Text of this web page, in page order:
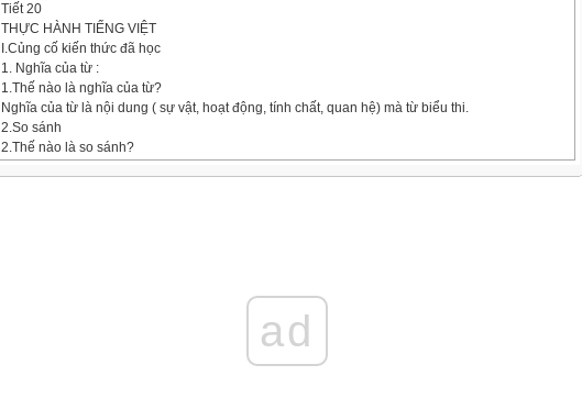
Tiết 20
THỰC HÀNH TIẾNG VIỆT
I.Củng cố kiến thức đã học
1. Nghĩa của từ :
1.Thế nào là nghĩa của từ?
Nghĩa của từ là nội dung ( sự vật, hoạt động, tính chất, quan hệ) mà từ biểu thi.
2.So sánh
2.Thế nào là so sánh?
Điệp ngữ là biện pháp tu từ lặp lại một từ ngữ (đôi khi cả một câu) để làm nổi bật ý muốn nhấn
ad